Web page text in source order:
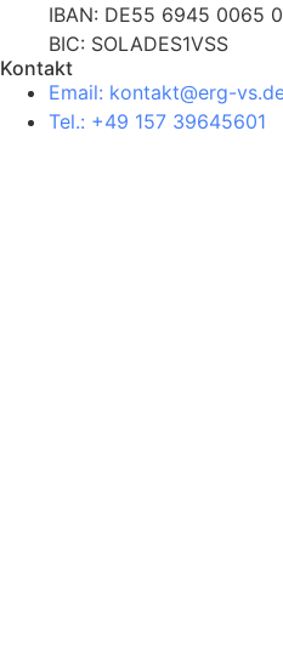
IBAN: DE55 6945 0065
BIC: SOLADES1VSS
Kontakt
Email: kontakt@erg-
Tel.: +49 157 39645601